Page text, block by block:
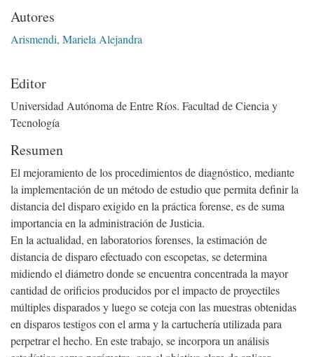
Autores
Arismendi, Mariela Alejandra
Editor
Universidad Autónoma de Entre Ríos. Facultad de Ciencia y
Tecnología
Resumen
El mejoramiento de los procedimientos de diagnóstico, mediante
la implementación de un método de estudio que permita definir la
distancia del disparo exigido en la práctica forense, es de suma
importancia en la administración de Justicia.
En la actualidad, en laboratorios forenses, la estimación de
distancia de disparo efectuado con escopetas, se determina
midiendo el diámetro donde se encuentra concentrada la mayor
cantidad de orificios producidos por el impacto de proyectiles
múltiples disparados y luego se coteja con las muestras obtenidas
en disparos testigos con el arma y la cartuchería utilizada para
perpetrar el hecho. En este trabajo, se incorpora un análisis